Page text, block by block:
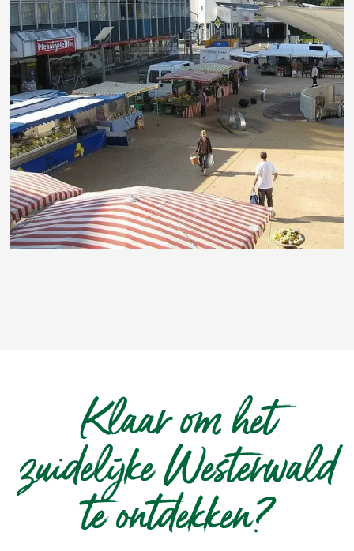
Klaar om het
zuidelijke Westerwald
te ontdekken?